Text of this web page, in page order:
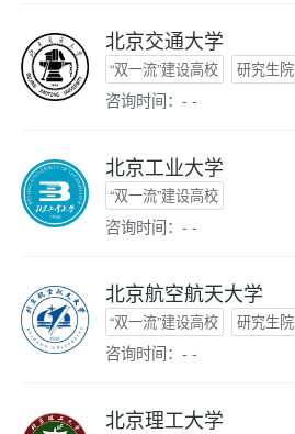
北京交通大学
“双一流”建设高校 研究生院
咨询时间：- -
北京工业大学
“双一流”建设高校
咨询时间：- -
北京航空航天大学
“双一流”建设高校 研究生院
咨询时间：- -
北京理工大学